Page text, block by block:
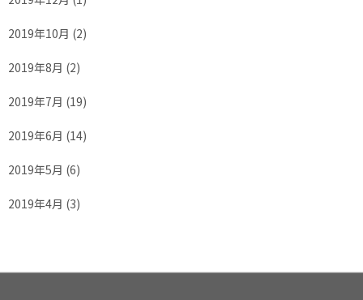
2019年10月 (2)
2019年8月 (2)
2019年7月 (19)
2019年6月 (14)
2019年5月 (6)
2019年4月 (3)